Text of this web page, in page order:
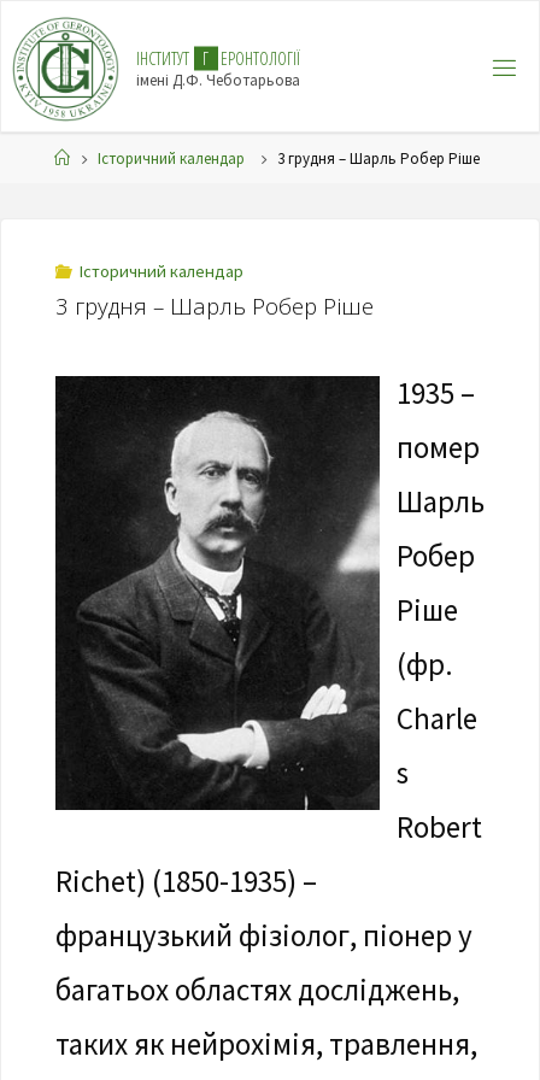
ІНСТИТУТ Г ЕРОНТОЛОГІЇ
імені Д.Ф. Чеботарьова
Історичний календар 3 грудня – Шарль Робер Ріше
Історичний календар
3 грудня – Шарль Робер Ріше
1935 –
помер
Шарль
Робер
Ріше
(фр.
Charle
s
Robert
Richet) (1850-1935) –
французький фізіолог, піонер у
багатьох областях досліджень,
таких як нейрохімія, травлення,